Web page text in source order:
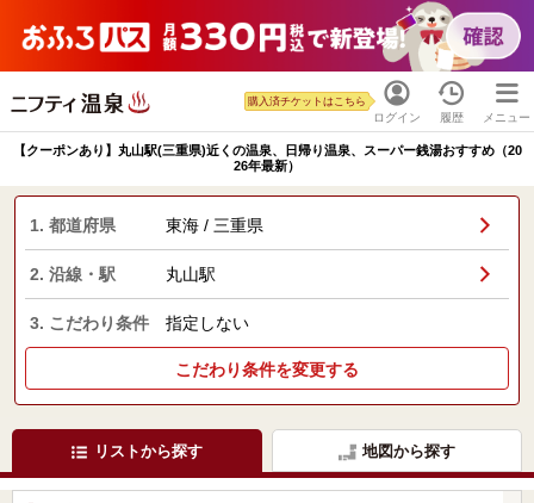
ログイン
購入済チケットはこちら
履歴 メニュー
【クーポンあり】丸山駅(三重県)近くの温泉、日帰り温泉、スーパー銭湯おすすめ（20
26年最新）
1. 都道府県 東海 / 三重県
2. 沿線・駅 丸山駅
3. こだわり条件 指定しない
こだわり条件を変更する
リストから探す 地図から探す